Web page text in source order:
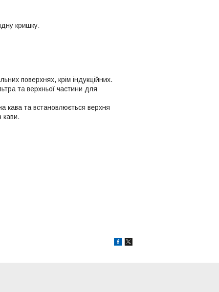
кришку.
поверхнях, крім індукційних.
та верхньої частини для
кава та встановлюється верхня
кави.